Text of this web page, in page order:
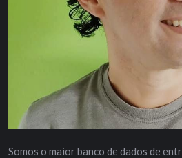
Somos o maior banco de dados de